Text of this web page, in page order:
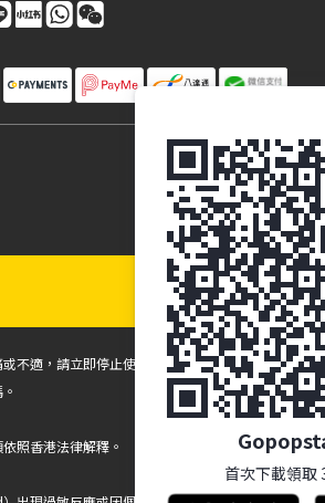
適，請立即停止使用並諮詢您的眼科保健專業人
照香港法律解釋。
首次下載領取